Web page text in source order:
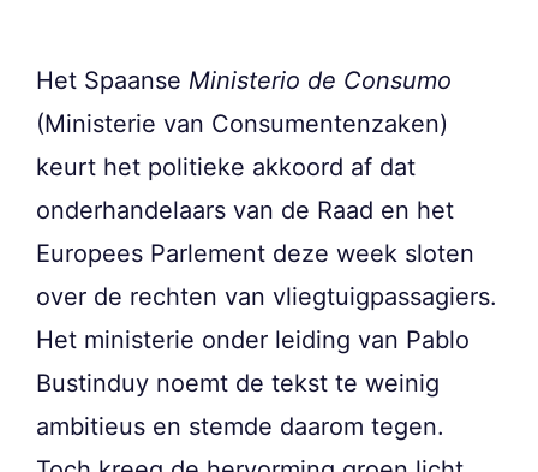
Het Spaanse Ministerio de Consumo
(Ministerie van Consumentenzaken)
keurt het politieke akkoord af dat
onderhandelaars van de Raad en het
Europees Parlement deze week sloten
over de rechten van vliegtuigpassagiers.
Het ministerie onder leiding van Pablo
Bustinduy noemt de tekst te weinig
ambitieus en stemde daarom tegen.